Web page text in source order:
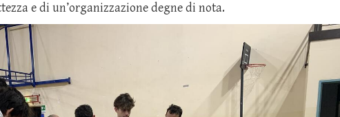
e di un’organizzazione degne di nota.